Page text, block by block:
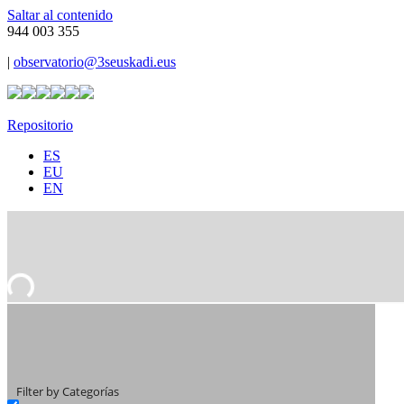
Saltar al contenido
944 003 355
| observatorio@3seuskadi.eus
Repositorio
ES
EU
EN
Filter by Categorías